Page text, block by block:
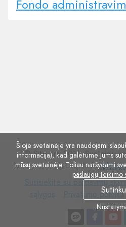
Fondo
© Site.pro 2011. Svetainių
Valstijos
Susisiekite su pardavimų
Privatumo politika
Šioje svetainėje yra naudojami
informacija), kad galėtume Jums
mūsų svetainėje. Toliau naršydami
paslaugų teikimo
Sutinku